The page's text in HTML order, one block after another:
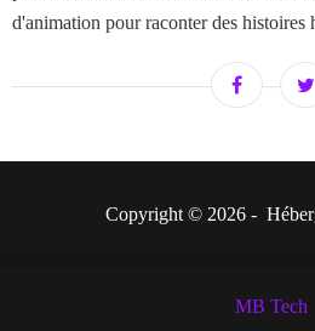
d'animation pour raconter des histoires
Copyright © 2026 -
MB Tech